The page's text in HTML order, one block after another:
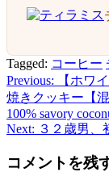
Tagged: コーヒー
投
稿
ナ
ビ
Previous:
【ホワ
焼きクッキー【混
100% savory
Next: ３２歳男、
コメントを残